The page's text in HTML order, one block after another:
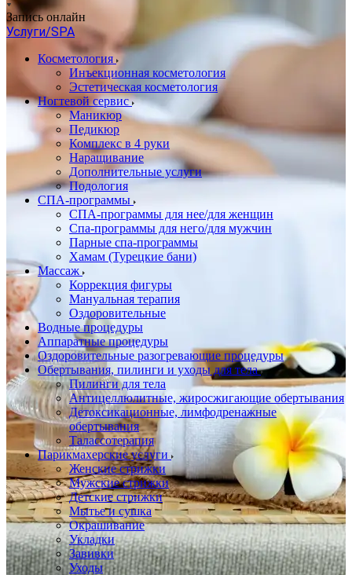
Запись онлайн
Услуги/SPA
Косметология
Инъекционная косметология
Эстетическая косметология
Ногтевой сервис
Маникюр
Педикюр
Комплекс в 4 руки
Наращивание
Дополнительные услуги
Подология
СПА-программы
СПА-программы для нее/для женщин
Спа-программы для него/для мужчин
Парные спа-программы
Хамам (Турецкие бани)
Массаж
Коррекция фигуры
Мануальная терапия
Оздоровительные
Водные процедуры
Аппаратные процедуры
Оздоровительные разогревающие процедуры
Обертывания, пилинги и уходы для тела
Пилинги для тела
Антицеллюлитные, жиросжигающие обертывания
Детоксикационные, лимфодренажные
обертывания
Талассотерапия
Парикмахерские услуги
Женские стрижки
Мужские стрижки
Детские стрижки
Мытье и сушка
Окрашивание
Укладки
Завивки
Уходы